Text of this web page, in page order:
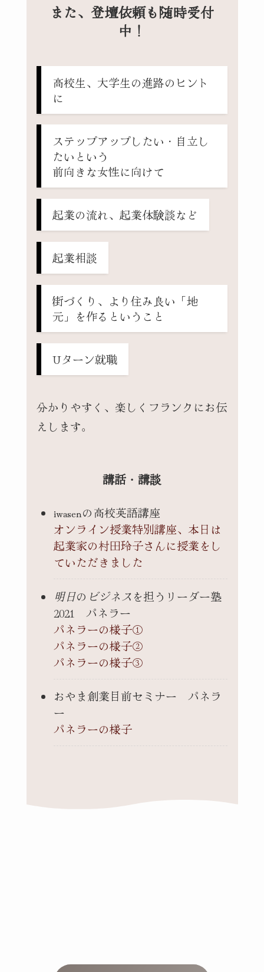
また、登壇依頼も随時受付
中！
高校生、大学生の進路のヒント
に
ステップアップしたい・自立し
たいという
前向きな女性に向けて
起業の流れ、起業体験談など
起業相談
街づくり、より住み良い「地
元」を作るということ
Uターン就職
分かりやすく、楽しくフランクにお伝
えします。
講話・講談
iwasenの高校英語講座
オンライン授業特別講座、本日は
起業家の村田玲子さんに授業をし
ていただきました
明日の ビジネスを担うリーダー塾
2021 パネラー
パネラーの様子①
パネラーの様子②
パネラーの様子③
おやま創業目前セミナー パネラ
ー
パネラーの様子